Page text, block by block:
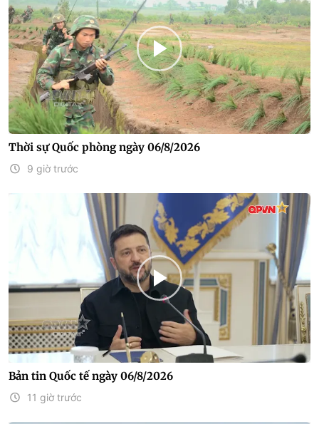
Thời sự Quốc phòng ngày 06/8/2026
9 giờ trước
Bản tin Quốc tế ngày 06/8/2026
11 giờ trước